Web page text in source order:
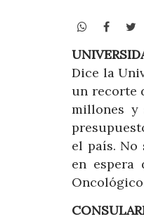
WhatsApp
Dice la
un recorte
millones y
el país. No
en espera